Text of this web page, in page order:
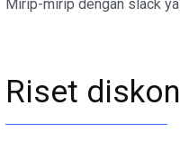
Mirip-mirip dengan slack
Riset